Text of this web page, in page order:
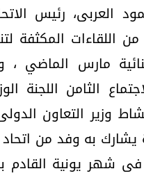
رئيس
المكثفة
مارس الماضي ،
الثامن اللجنة
وزير التعاون
يشارك به وفد من
شهر يونية القادم